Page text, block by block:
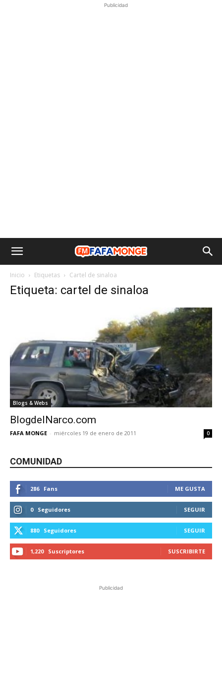
Publicidad
Inicio Etiquetas Cartel de sinaloa
Etiqueta: cartel de sinaloa
Blogs & Webs
BlogdelNarco.com
FAFA MONGE - miércoles 19 de enero de 2011 0
COMUNIDAD
286 Fans ME GUSTA
0 Seguidores SEGUIR
880 Seguidores SEGUIR
1,220 Suscriptores SUSCRIBIRTE
Publicidad